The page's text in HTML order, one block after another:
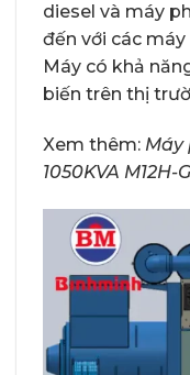
diesel và máy
đến với các
Máy có khả
biến trên thị
Xem thêm: Máy
1050KVA M12H-